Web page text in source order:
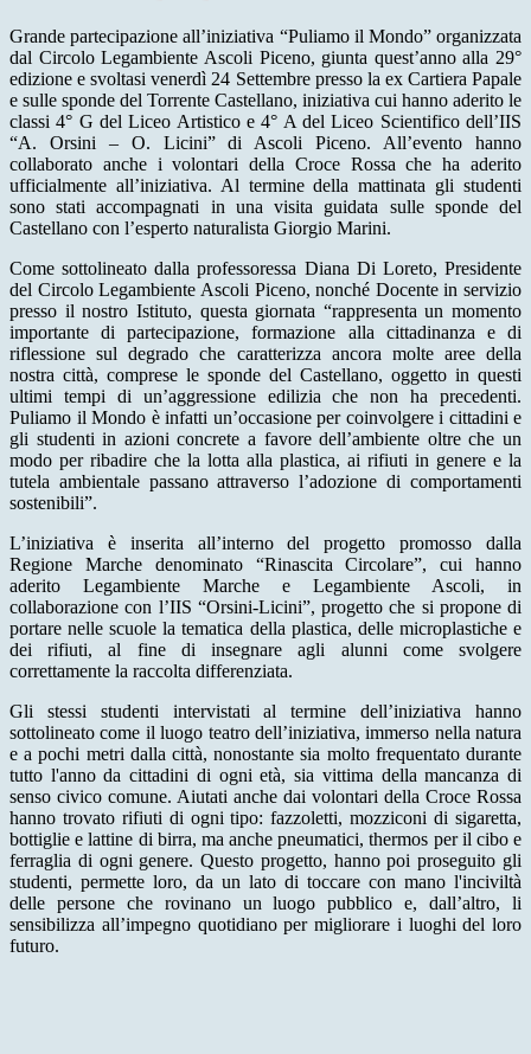
Grande partecipazione all’iniziativa “Puliamo il Mondo” organizzata
dal Circolo Legambiente Ascoli Piceno, giunta quest’anno alla 29°
edizione e svoltasi venerdì 24 Settembre presso la ex Cartiera Papale
e sulle sponde del Torrente Castellano, iniziativa cui hanno aderito le
classi 4° G del Liceo Artistico e 4° A del Liceo Scientifico dell’IIS
“A. Orsini – O. Licini” di Ascoli Piceno. All’evento hanno
collaborato anche i volontari della Croce Rossa che ha aderito
ufficialmente all’iniziativa. Al termine della mattinata gli studenti
sono stati accompagnati in una visita guidata sulle sponde del
Castellano con l’esperto naturalista Giorgio Marini.
Come sottolineato dalla professoressa Diana Di Loreto, Presidente
del Circolo Legambiente Ascoli Piceno, nonché Docente in servizio
presso il nostro Istituto, questa giornata “rappresenta un momento
importante di partecipazione, formazione alla cittadinanza e di
riflessione sul degrado che caratterizza ancora molte aree della
nostra città, comprese le sponde del Castellano, oggetto in questi
ultimi tempi di un’aggressione edilizia che non ha precedenti.
Puliamo il Mondo è infatti un’occasione per coinvolgere i cittadini e
gli studenti in azioni concrete a favore dell’ambiente oltre che un
modo per ribadire che la lotta alla plastica, ai rifiuti in genere e la
tutela ambientale passano attraverso l’adozione di comportamenti
sostenibili”.
L’iniziativa è inserita all’interno del progetto promosso dalla
Regione Marche denominato “Rinascita Circolare”, cui hanno
aderito Legambiente Marche e Legambiente Ascoli, in
collaborazione con l’IIS “Orsini-Licini”, progetto che si propone di
portare nelle scuole la tematica della plastica, delle microplastiche e
dei rifiuti, al fine di insegnare agli alunni come svolgere
correttamente la raccolta differenziata.
Gli stessi studenti intervistati al termine dell’iniziativa hanno
sottolineato come il luogo teatro dell’iniziativa, immerso nella natura
e a pochi metri dalla città, nonostante sia molto frequentato durante
tutto l'anno da cittadini di ogni età, sia vittima della mancanza di
senso civico comune. Aiutati anche dai volontari della Croce Rossa
hanno trovato rifiuti di ogni tipo: fazzoletti, mozziconi di sigaretta,
bottiglie e lattine di birra, ma anche pneumatici, thermos per il cibo e
ferraglia di ogni genere. Questo progetto, hanno poi proseguito gli
studenti, permette loro, da un lato di toccare con mano l'inciviltà
delle persone che rovinano un luogo pubblico e, dall’altro, li
sensibilizza all’impegno quotidiano per migliorare i luoghi del loro
futuro.